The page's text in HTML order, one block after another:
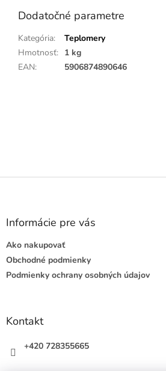
Dodatočné parametre
Kategória:
Teplomery
Hmotnosť: 1 kg
EAN: 5906874890646
Z
Informácie pre vás
Ako nakupovať
Obchodné podmienky
Podmienky ochrany osobných údajov
Kontakt
+420 728355665